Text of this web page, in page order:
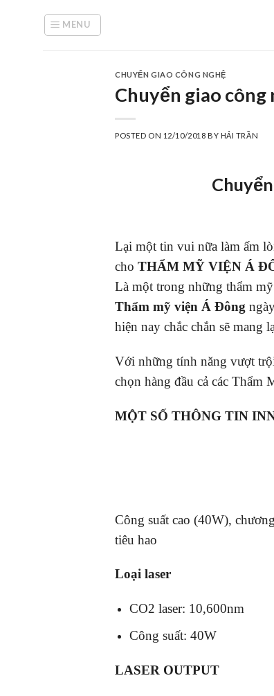
MENU
CHUYỂN GIAO CÔNG NGHỆ
Chuyển giao
POSTED ON 12/10/2018 BY HẢI TRẦN
Lại một tin vui nữa làm ấm
choTHẨM MỸ VIỆN Á
Là một trong những thẩm
Thẩm mỹ viện Á Đông
hiện nay chắc chắn sẽ
Với những tính năng vượt
chọn hàng đầu cả các Thẩm
MỘT SỐ THÔNG TIN
Công suất cao (40W),
tiêu hao
Loại laser
CO2 laser: 10,600nm
Công suất: 40W
LASER OUTPUT